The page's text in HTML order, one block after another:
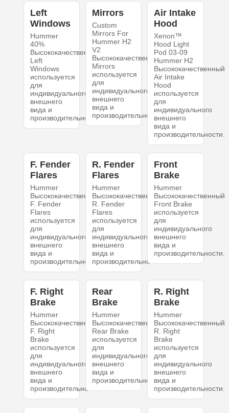
Left
Windows
Hummer
40%
Высококачественный
Left
Windows
используется
для
индивидуального
внешнего
вида и
производительности.
Mirrors
Custom
Mirrors For
Hummer H2
V2
Высококачественный
Mirrors
используется
для
индивидуального
внешнего
вида и
производительности.
Air Intake
Hood
Xenon™
Hood Light
Pod 03-09
Hummer H2
Высококачественный
Air Intake
Hood
используется
для
индивидуального
внешнего
вида и
производительности.
F. Fender
Flares
Hummer
Высококачественный
F. Fender
Flares
используется
для
индивидуального
внешнего
вида и
производительности.
R. Fender
Flares
Hummer
Высококачественный
R. Fender
Flares
используется
для
индивидуального
внешнего
вида и
производительности.
Front
Brake
Hummer
Высококачественный
Front Brake
используется
для
индивидуального
внешнего
вида и
производительности.
F. Right
Brake
Hummer
Высококачественный
F. Right
Brake
используется
для
индивидуального
внешнего
вида и
производительности.
Rear
Brake
Hummer
Высококачественный
Rear Brake
используется
для
индивидуального
внешнего
вида и
производительности.
R. Right
Brake
Hummer
Высококачественный
R. Right
Brake
используется
для
индивидуального
внешнего
вида и
производительности.